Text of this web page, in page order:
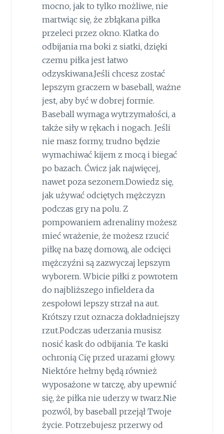
mocno, jak to tylko możliwe, nie
martwiąc się, że zbłąkana piłka
przeleci przez okno. Klatka do
odbijania ma boki z siatki, dzięki
czemu piłka jest łatwo
odzyskiwana.Jeśli chcesz zostać
lepszym graczem w baseball, ważne
jest, aby być w dobrej formie.
Baseball wymaga wytrzymałości, a
także siły w rękach i nogach. Jeśli
nie masz formy, trudno będzie
wymachiwać kijem z mocą i biegać
po bazach. Ćwicz jak najwięcej,
nawet poza sezonem.Dowiedz się,
jak używać odciętych mężczyzn
podczas gry na polu. Z
pompowaniem adrenaliny możesz
mieć wrażenie, że możesz rzucić
piłkę na bazę domową, ale odcięci
mężczyźni są zazwyczaj lepszym
wyborem. Wbicie piłki z powrotem
do najbliższego infieldera da
zespołowi lepszy strzał na aut.
Krótszy rzut oznacza dokładniejszy
rzut.Podczas uderzania musisz
nosić kask do odbijania. Te kaski
ochronią Cię przed urazami głowy.
Niektóre hełmy będą również
wyposażone w tarczę, aby upewnić
się, że piłka nie uderzy w twarz.Nie
pozwól, by baseball przejął Twoje
życie. Potrzebujesz przerwy od